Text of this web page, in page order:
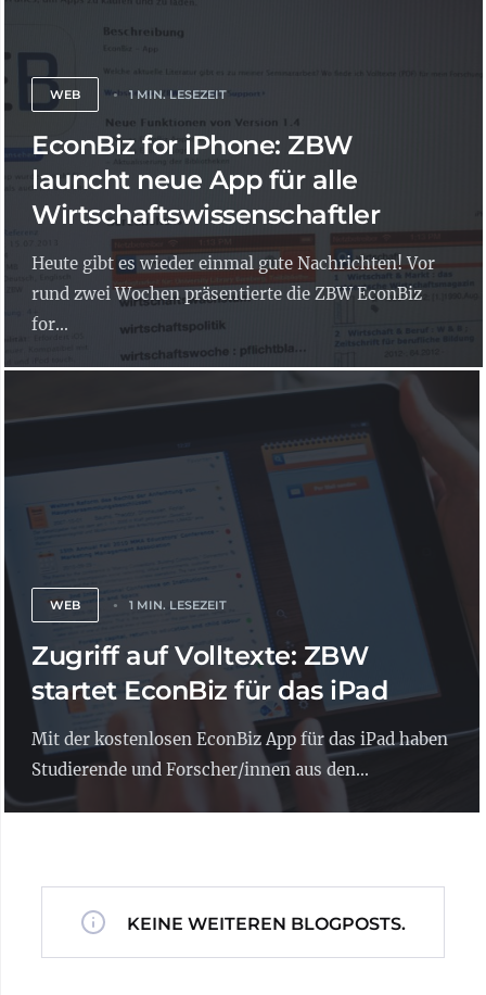
WEB 1 MIN. LESEZEIT
EconBiz for iPhone: ZBW
launcht neue App für alle
Wirtschaftswissenschaftler
Heute gibt es wieder einmal gute Nachrichten! Vor
rund zwei Wochen präsentierte die ZBW EconBiz
for...
WEB 1 MIN. LESEZEIT
Zugriff auf Volltexte: ZBW
startet EconBiz für das iPad
Mit der kostenlosen EconBiz App für das iPad haben
Studierende und Forscher/innen aus den...
KEINE WEITEREN BLOGPOSTS.